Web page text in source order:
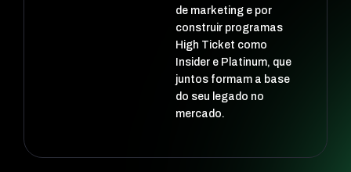
de marketing e por
construir programas
High Ticket como
Insider e Platinum, que
juntos formam a base
do seu legado no
mercado.